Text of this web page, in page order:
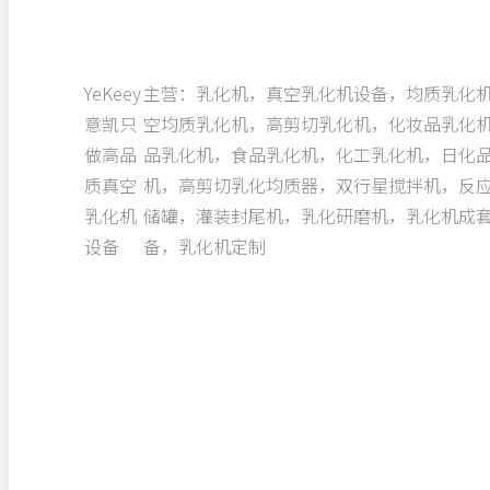
YeKeey
意凯只
做高品
质真空
乳化机
设备
主营：乳化机，真空乳化机设备，均质乳化
空均质乳化机，高剪切乳化机，化妆品乳化
品乳化机，食品乳化机，化工乳化机，日化
机，高剪切乳化均质器，双行星搅拌机，反应
储罐，灌装封尾机，乳化研磨机，乳化机成
备，乳化机定制